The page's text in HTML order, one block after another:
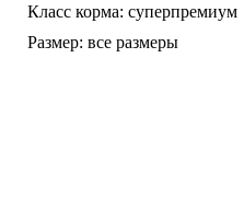
Класс корма: суперпремиум
Размер: все размеры